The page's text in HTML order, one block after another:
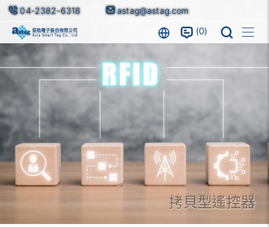
04-2382-6318 astag@astag.com
0
拷貝型遙控器